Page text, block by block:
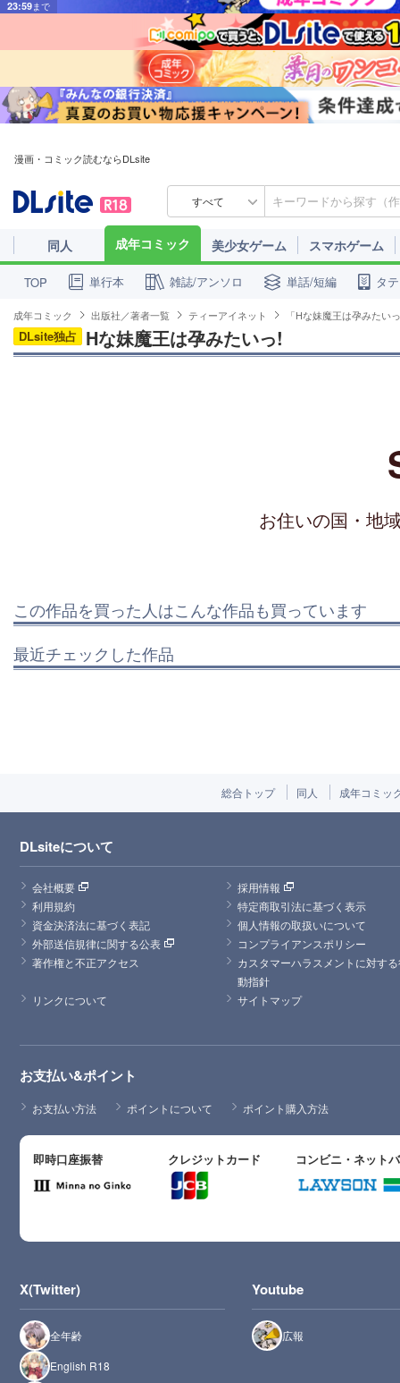
漫画・コミック読むならDLsite
すべて
同人 成年コミック 美少女ゲーム スマホゲーム
TOP 単行本 雑誌/アンソロ 単話/短編 タ
成年コミック 出版社／著者一覧 ティーアイネット 「Hな妹魔王は孕みたい
DLsite独占 Hな妹魔王は孕みたいっ!
お住いの国・地
この作品を買った人はこんな作品も買っています
最近チェックした作品
総合トップ 同人 成年コミッ
DLsiteについて
会社概要
採用情報
利用規約
特定商取引法に基づく表示
資金決済法に基づく表記
個人情報の取扱いについて
外部送信規律に関する公表
コンプライアンスポリシー
著作権と不正アクセス
カスタマーハラスメントに対す
動指針
リンクについて
サイトマップ
お支払い&ポイント
お支払い方法 ポイントについて ポイント購入方法
即時口座振替 クレジットカード コンビニ・ネット
X(Twitter)
全年齢
English R18
Youtube
広報